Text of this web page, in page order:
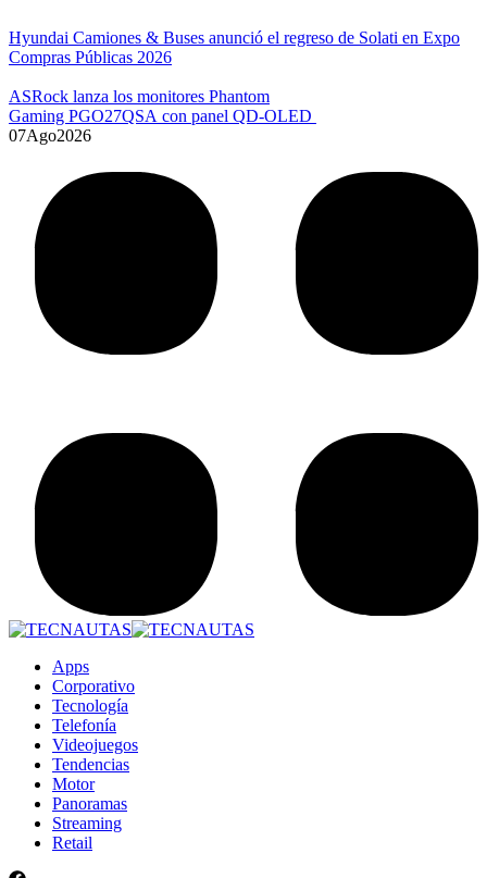
Hyundai Camiones & Buses anunció el regreso de Solati en Expo
Compras Públicas 2026
ASRock lanza los monitores Phantom
Gaming PGO27QSA con panel QD-OLED
07Ago2026
Apps
Corporativo
Tecnología
Telefonía
Videojuegos
Tendencias
Motor
Panoramas
Streaming
Retail